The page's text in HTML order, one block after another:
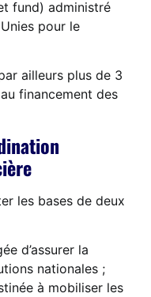
fund) administré
pour le
ailleurs plus de 3
financement des
les bases de deux
d’assurer la
nationales ;
à mobiliser les